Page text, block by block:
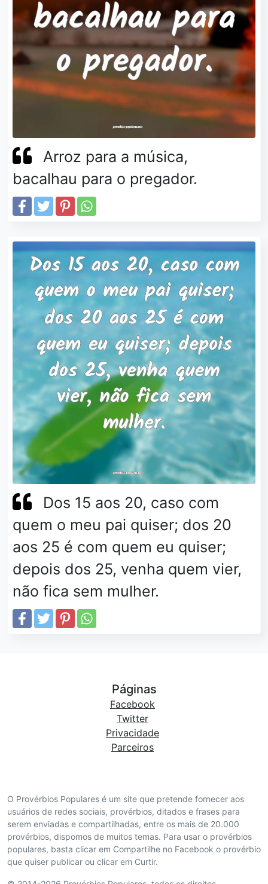
Arroz para a música,
bacalhau para o pregador.
Dos 15 aos 20, caso com
quem o meu pai quiser; dos 20
aos 25 é com quem eu quiser;
depois dos 25, venha quem vier,
não fica sem mulher.
O Provérbios Populares é um site que pretende fornecer aos
usuários de redes sociais, provérbios, ditados e frases para
serem enviadas e compartilhadas, entre os mais de 20.000
provérbios, dispomos de muitos temas. Para usar o provérbios
populares, basta clicar em Compartilhe no Facebook o provérbio
que quiser publicar ou clicar em Curtir.
Páginas
Facebook
Twitter
Privacidade
Parceiros